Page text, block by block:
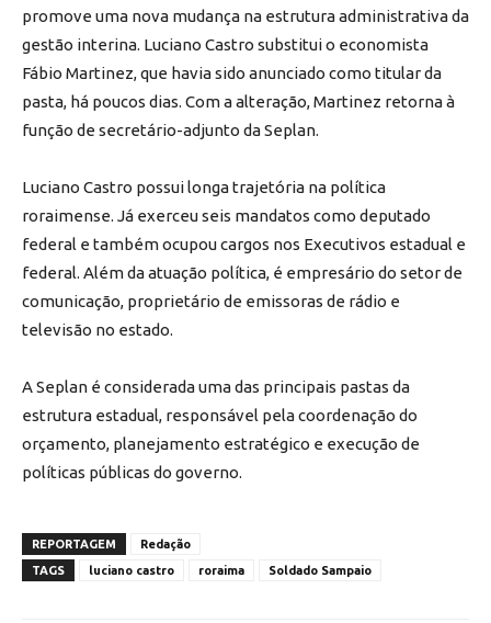
promove uma nova mudança na estrutura administrativa da
gestão interina. Luciano Castro substitui o economista
Fábio Martinez, que havia sido anunciado como titular da
pasta, há poucos dias. Com a alteração, Martinez retorna à
função de secretário-adjunto da Seplan.
Luciano Castro possui longa trajetória na política
roraimense. Já exerceu seis mandatos como deputado
federal e também ocupou cargos nos Executivos estadual e
federal. Além da atuação política, é empresário do setor de
comunicação, proprietário de emissoras de rádio e
televisão no estado.
A Seplan é considerada uma das principais pastas da
estrutura estadual, responsável pela coordenação do
orçamento, planejamento estratégico e execução de
políticas públicas do governo.
REPORTAGEM
Redação
TAGS
luciano castro roraima Soldado Sampaio